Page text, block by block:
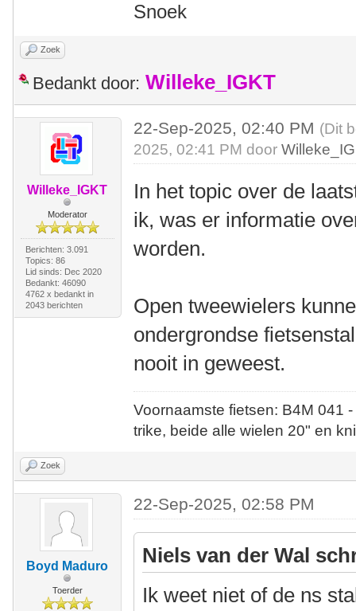
Snoek
Zoek
Bedankt door: Willeke_IGKT
Willeke_IGKT
Moderator
Berichten: 3.091
Topics: 86
Lid sinds: Dec 2020
Bedankt: 46090
4762 x bedankt in
2043 berichten
22-Sep-2025, 02:40 PM (Dit
2025, 02:41 PM door
In het topic over de
ik, was er informatie
worden.
Open tweewielers
ondergrondse
nooit in geweest.
Voornaamste fietsen: B4M
trike, beide alle wielen 20" en
Zoek
Boyd Maduro
Toerder
22-Sep-2025, 02:58 PM
Niels van der Wal
Ik weet niet of de ns